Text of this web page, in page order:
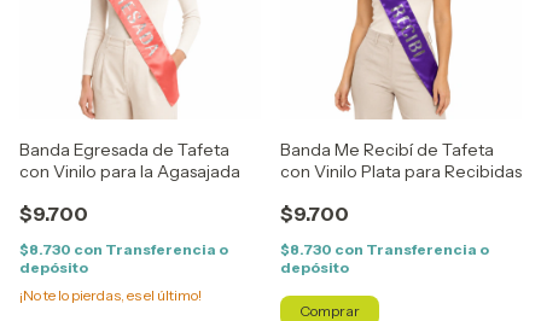
Banda Egresada de Tafeta
con Vinilo para la Agasajada
$9.700
$8.730 con Transferencia o
depósito
¡No te lo pierdas, es el último!
Banda Me Recibí de Tafeta
con Vinilo Plata para Recibidas
$9.700
$8.730 con Transferencia o
depósito
Comprar